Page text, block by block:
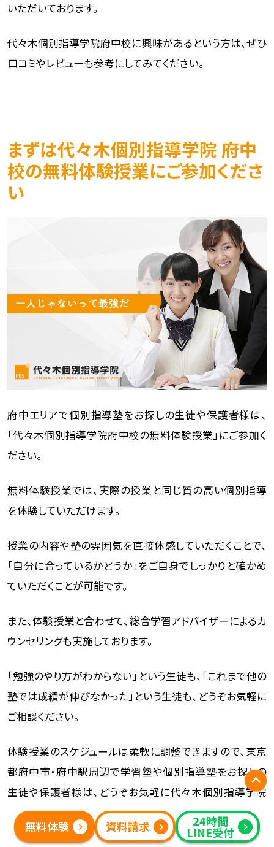
いただいております。
代々木個別指導学院府中校に興味があるという方は、ぜひ
口コミやレビューも参考にしてみてください。
まずは代々木個別指導学院 府中
校の無料体験授業にご参加くださ
い
府中エリアで個別指導塾をお探しの生徒や保護者様は、
「代々木個別指導学院府中校の無料体験授業」にご参加く
ださい。
無料体験授業では、実際の授業と同じ質の高い個別指導
を体験していただけます。
授業の内容や塾の雰囲気を直接体感していただくことで、
「自分に合っているかどうか」をご自身でしっかりと確かめ
ていただくことが可能です。
また、体験授業と合わせて、総合学習アドバイザーによるカ
ウンセリングも実施しております。
「勉強のやり方がわからない」という生徒も、「これまで他の
塾では成績が伸びなかった」という生徒も、どうぞお気軽に
ご相談ください。
体験授業のスケジュールは柔軟に調整できますので、東京
都府中市・府中駅周辺で学習塾や個別指導塾をお探しの
生徒や保護者様は、どうぞお気軽に代々木個別指導学院
府中校までご相談ください。
無料体験 資料請求 24時間
LINE受付